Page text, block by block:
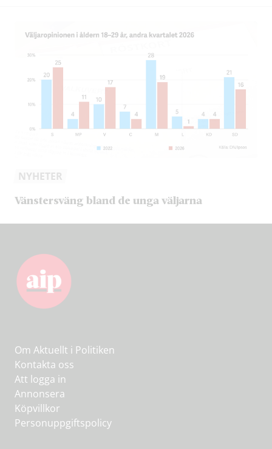
NYHETER
Vänstersväng bland de unga väljarna
Om Aktuellt i Politiken
Kontakta oss
Att logga in
Annonsera
Köpvillkor
Personuppgiftspolicy